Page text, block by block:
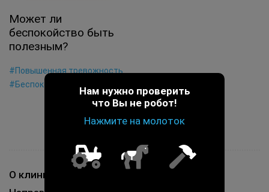
Может ли
беспокойство быть
полезным?
#Повышенная тревожность
#Беспокойство, волнение
О клинике
Нам нужно проверить
что Вы не робот!
Нажмите на молоток